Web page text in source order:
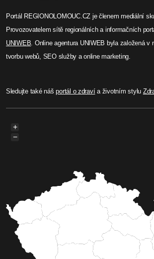
Portál REGIONOLOMOUC.CZ je členem mediální
Provozovatelem sítě regionálních a informačních
UNIWEB. Online agentura UNIWEB byla založená v
tvorbu webů, SEO služby a online marketing.
Sledujte také nášportál o zdravía životním stylu
+
−